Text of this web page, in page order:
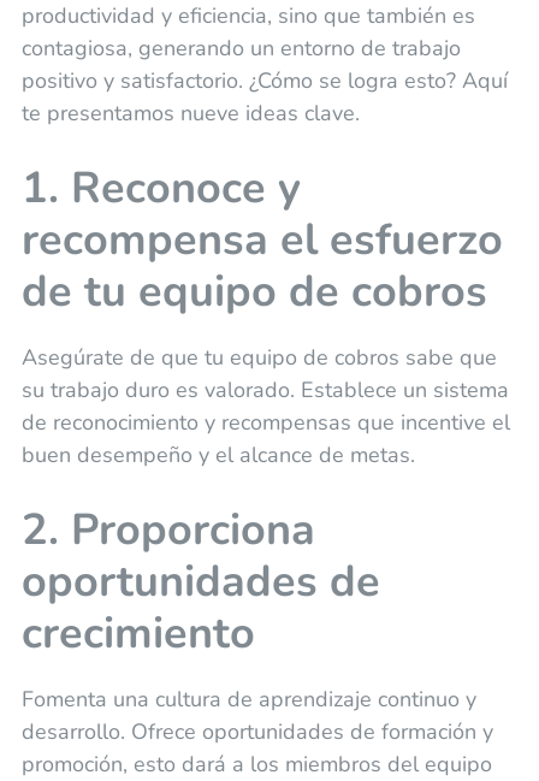
productividad y eficiencia, sino que también es
contagiosa, generando un entorno de trabajo
positivo y satisfactorio. ¿Cómo se logra esto? Aquí
te presentamos nueve ideas clave.
1. Reconoce y
recompensa el esfuerzo
de tu equipo de cobros
Asegúrate de que tu equipo de cobros sabe que
su trabajo duro es valorado. Establece un sistema
de reconocimiento y recompensas que incentive el
buen desempeño y el alcance de metas.
2. Proporciona
oportunidades de
crecimiento
Fomenta una cultura de aprendizaje continuo y
desarrollo. Ofrece oportunidades de formación y
promoción, esto dará a los miembros del equipo